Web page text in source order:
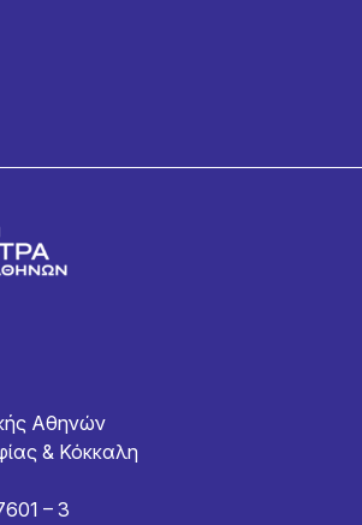
Αθηνών
& Κόκκαλη
– 3